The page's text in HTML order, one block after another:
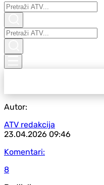
Autor:
ATV redakcija
23.04.2026 09:46
Komentari:
8